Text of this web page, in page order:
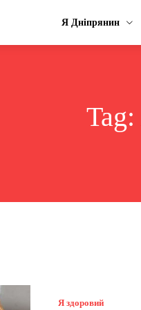
Я Дніпрянин
Tag:
Я здоровий